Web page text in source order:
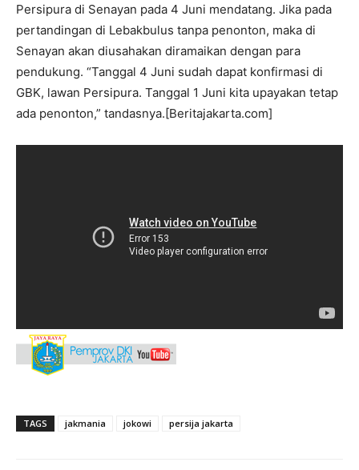
Persipura di Senayan pada 4 Juni mendatang. Jika pada
pertandingan di Lebakbulus tanpa penonton, maka di
Senayan akan diusahakan diramaikan dengan para
pendukung. “Tanggal 4 Juni sudah dapat konfirmasi di
GBK, lawan Persipura. Tanggal 1 Juni kita upayakan tetap
ada penonton,” tandasnya.[Beritajakarta.com]
TAGS jakmania jokowi persija jakarta